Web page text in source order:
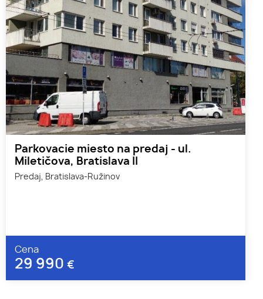
Parkovacie miesto na predaj - ul.
Miletičova, Bratislava II
Predaj, Bratislava-Ružinov
Cena
29 990 €